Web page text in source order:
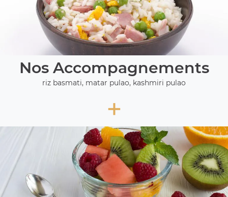
Nos Accompagnements
riz basmati, matar pulao, kashmiri pulao
+